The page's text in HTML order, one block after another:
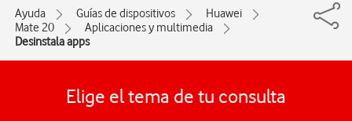
Ayuda Guías de dispositivos
Huawei
Mate 20
Aplicaciones y multimedia
Desinstala apps
Elige el tema de tu consulta